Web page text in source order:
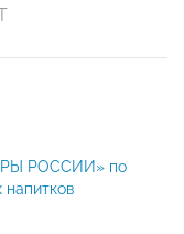
РОССИИ» по
напитков